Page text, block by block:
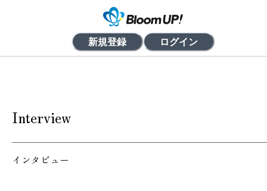
新規登録 ログイン
Interview
インタビュー